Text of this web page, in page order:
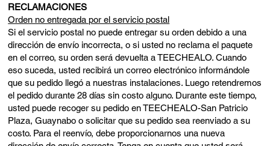
RECLAMACIONES
Orden no entregada por el servicio postal
Si el servicio postal no puede entregar su orden debido a una
dirección de envío incorrecta, o si usted no reclama el paquete
en el correo, su orden será devuelta a TEECHEALO. Cuando
eso suceda, usted recibirá un correo electrónico informándole
que su pedido llegó a nuestras instalaciones. Luego retendremos
el pedido durante 28 días sin costo alguno. Durante este tiempo,
usted puede recoger su pedido en TEECHEALO-San Patricio
Plaza, Guaynabo o solicitar que su pedido sea reenviado a su
costo. Para el reenvío, debe proporcionarnos una nueva